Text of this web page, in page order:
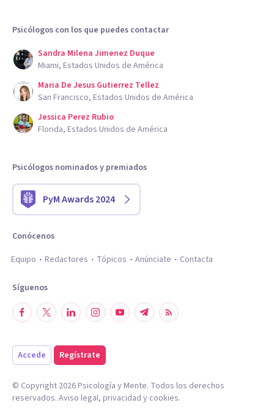
Psicólogos con los que puedes contactar
Sandra Milena Jimenez Duque
Miami, Estados Unidos de América
Maria De Jesus Gutierrez Tellez
San Francisco, Estados Unidos de América
Jessica Perez Rubio
Florida, Estados Unidos de América
Psicólogos nominados y premiados
PyM Awards 2024
Conócenos
Equipo
Redactores Tópicos Anúnciate Contacta
Síguenos
Accede Regístrate
© Copyright 2026Psicología y Mente. Todos los derechos
reservados. Aviso legal, privacidad y cookies.